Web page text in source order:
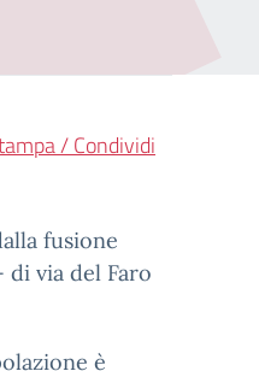
/ Condividi
fusione
di via del Faro
è